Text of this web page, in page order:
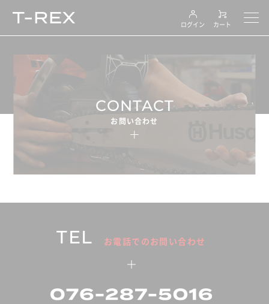
ログイン カート
CONTACT
お問い合わせ
TEL お電話でのお問い合わせ